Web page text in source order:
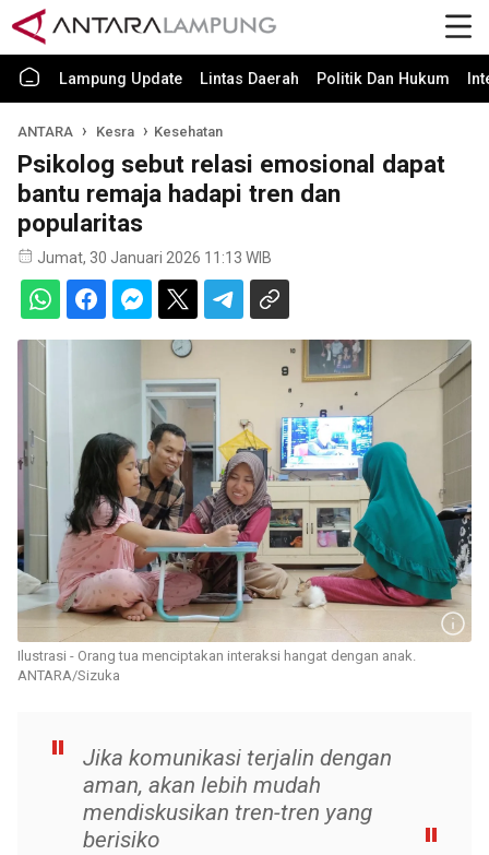
Lampung Update Lintas Daerah Politik Dan Hukum
ANTARA Kesra Kesehatan
Psikolog sebut relasi emosional dapat
bantu remaja hadapi tren dan
popularitas
Jumat, 30 Januari 2026 11:13 WIB
Ilustrasi - Orang tua menciptakan interaksi hangat dengan anak.
ANTARA/Sizuka
Jika komunikasi terjalin dengan
aman, akan lebih mudah
mendiskusikan tren-tren yang
berisiko